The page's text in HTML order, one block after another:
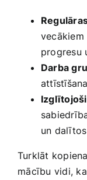
vecākiem
progresu
Darba
un
Turklāt
⁢mācību vidi,